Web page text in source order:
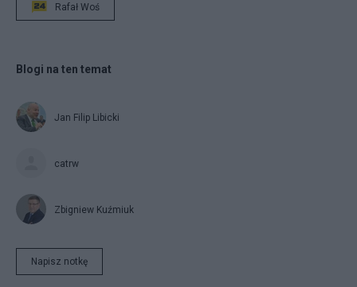
Rafał Woś
Blogi na ten temat
Jan Filip Libicki
catrw
Zbigniew Kuźmiuk
Napisz notkę